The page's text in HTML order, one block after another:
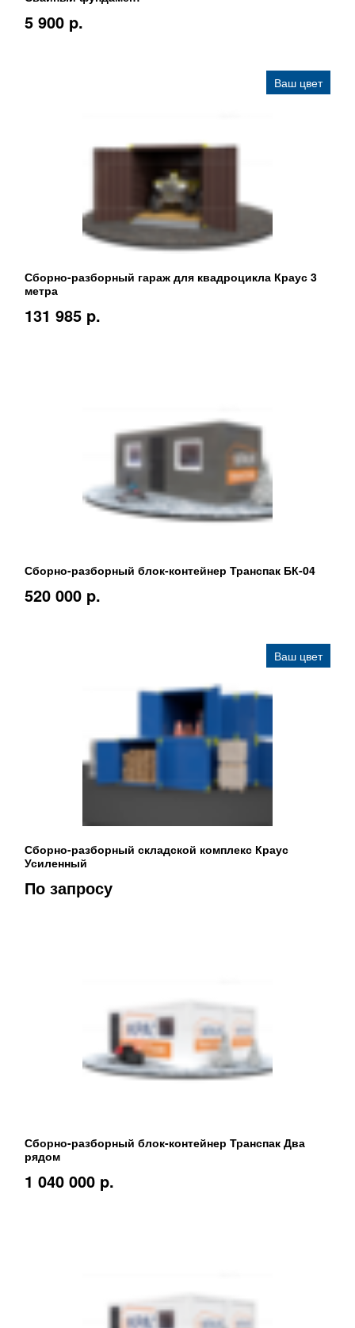
5 900 p.
Ваш цвет
Сборно-разборный гараж для квадроцикла Краус 3
метра
131 985 p.
Сборно-разборный блок-контейнер Транспак БК-04
520 000 p.
Ваш цвет
Сборно-разборный складской комплекс Краус
Усиленный
По запросу
Сборно-разборный блок-контейнер Транспак Два
рядом
1 040 000 p.